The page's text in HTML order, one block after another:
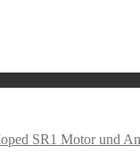
SR1 Motor und